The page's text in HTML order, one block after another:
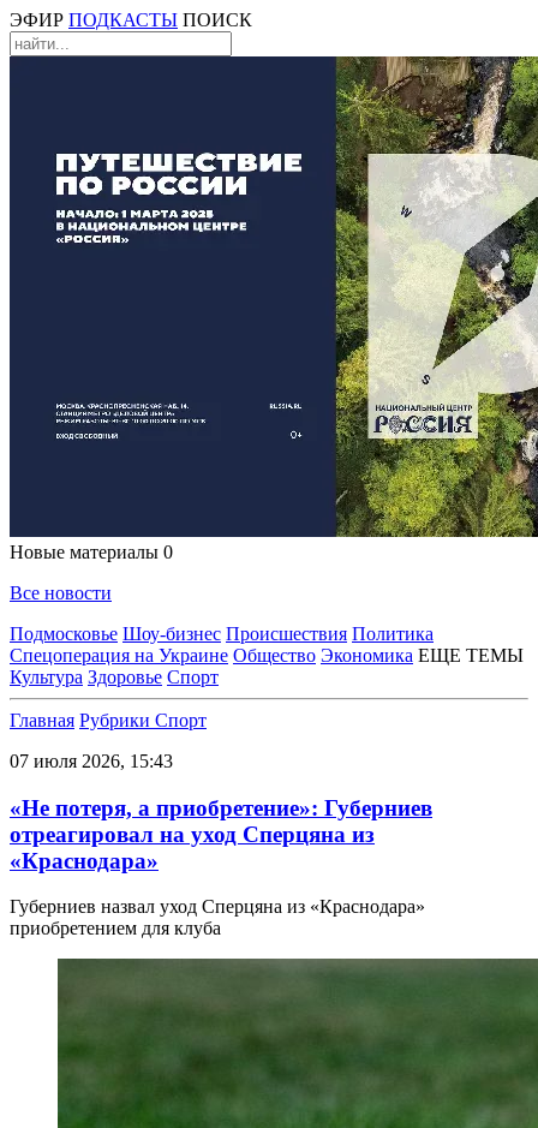
ЭФИР ПОДКАСТЫ ПОИСК
Новые материалы 0
Все новости
Подмосковье Шоу-бизнес Происшествия Политика
Спецоперация на Украине Общество Экономика ЕЩЕ ТЕМЫ
Культура Здоровье Спорт
Главная Рубрики Спорт
07 июля 2026, 15:43
«Не потеря, а приобретение»: Губерниев
отреагировал на уход Сперцяна из
«Краснодара»
Губерниев назвал уход Сперцяна из «Краснодара»
приобретением для клуба